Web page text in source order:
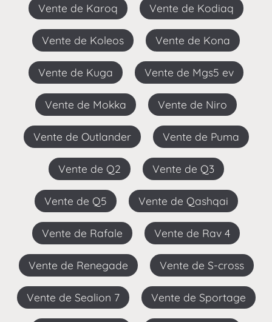
Vente de Karoq Vente de Kodiaq
Vente de Koleos Vente de Kona
Vente de Kuga Vente de Mgs5 ev
Vente de Mokka Vente de Niro
Vente de Outlander Vente de Puma
Vente de Q2 Vente de Q3
Vente de Q5 Vente de Qashqai
Vente de Rafale Vente de Rav 4
Vente de Renegade Vente de S-cross
Vente de Sealion 7 Vente de Sportage